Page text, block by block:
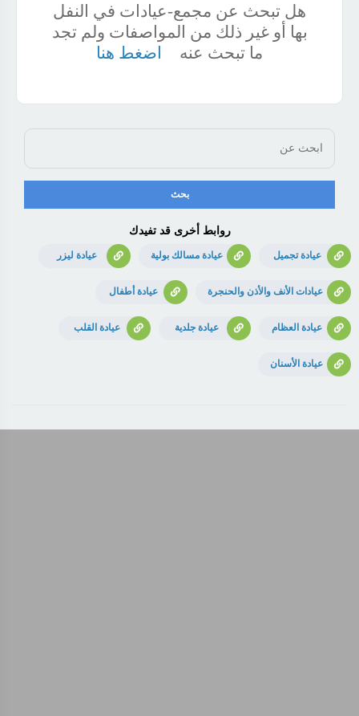
هل تبحث عن مجمع-عيادات في النفل
بها أو غير ذلك من المواصفات ولم تجد
ما تبحث عنه
اضغط هنا
روابط أخرى قد تفيدك
عيادة تجميل عيادة مسالك بولية عيادة ليزر
عيادات الأنف والأذن والحنجرة عيادة أطفال
عيادة العظام عيادة جلدية عيادة القلب
عيادة الأسنان